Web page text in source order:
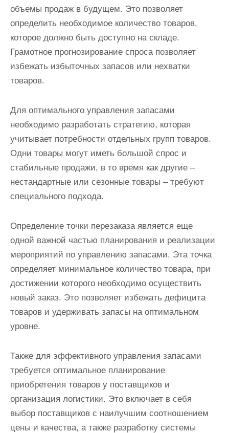
объемы продаж в будущем. Это позволяет
определить необходимое количество товаров,
которое должно быть доступно на складе.
Грамотное прогнозирование спроса позволяет
избежать избыточных запасов или нехватки
товаров.
Для оптимального управления запасами
необходимо разработать стратегию, которая
учитывает потребности отдельных групп товаров.
Одни товары могут иметь большой спрос и
стабильные продажи, в то время как другие –
нестандартные или сезонные товары – требуют
специального подхода.
Определение точки перезаказа является еще
одной важной частью планирования и реализации
мероприятий по управлению запасами. Эта точка
определяет минимальное количество товара, при
достижении которого необходимо осуществить
новый заказ. Это позволяет избежать дефицита
товаров и удерживать запасы на оптимальном
уровне.
Также для эффективного управления запасами
требуется оптимальное планирование
приобретения товаров у поставщиков и
организация логистики. Это включает в себя
выбор поставщиков с наилучшим соотношением
цены и качества, а также разработку системы